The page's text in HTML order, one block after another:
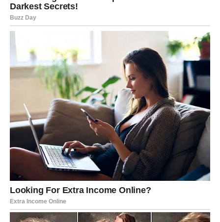
strpljivo sada počinje donositi prve ozbiljne rezultate.
Ljubavni odnosi postaju stabilniji, a partner će pokazati
koliko cijeni vašu odanost. Slobodni Bikovi mogli bi biti
prijatno iznenađeni pažnjom osobe koja već dugo gaji
emocije prema njima.
Blizanci
Blizanci ulaze u period u kojem će komunikacija otvoriti
mnoga vrata. Jedan razgovor mogao bi promijeniti vaše
planove i donijeti priliku koju niste očekivali.
Na ljubavnom planu dolazi više iskrenosti. Ako ste
slobodni, moguće je poznanstvo koje počinje sasvim
spontano, ali će vrlo brzo prerasti u nešto mnogo
ozbiljnije.